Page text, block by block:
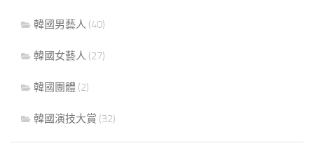
韓國男藝人 (40)
韓國女藝人 (27)
韓國團體 (2)
韓國演技大賞 (32)